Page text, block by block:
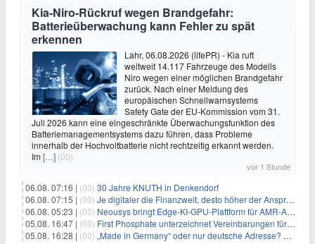
Kia-Niro-Rückruf wegen Brandgefahr:
Batterieüberwachung kann Fehler zu spät
erkennen
Lahr, 06.08.2026 (lifePR) - Kia ruft
weltweit 14.117 Fahrzeuge des Modells
Niro wegen einer möglichen Brandgefahr
zurück. Nach einer Meldung des
europäischen Schnellwarnsystems
Safety Gate der EU-Kommission vom 31.
Juli 2026 kann eine eingeschränkte Überwachungsfunktion des
Batteriemanagementsystems dazu führen, dass Probleme
innerhalb der Hochvoltbatterie nicht rechtzeitig erkannt werden.
Im[…] (00)
vor 1 Stunde
06.08. 07:16 | (00) 30 Jahre KNUTH in Denkendorf
06.08. 07:15 | (00) Je digitaler die Finanzwelt, desto höher der Anspruch an gute Beratung
06.08. 05:23 | (00) Neousys bringt Edge-KI-GPU-Plattform für AMR-Anwendungen mit Unterstützung für vier GMSL2-Fahrzeugkameras auf den Markt
05.08. 16:47 | (00) First Phosphate unterzeichnet Vereinbarungen für nicht zu refundierende Zuwendungen in Höhe von 4,84 Mio. $ von der kanadischen Regierung für Straßeninfrastruktur und Stromübertragungsleitungen
05.08. 16:28 | (00) „Made in Germany“ oder nur deutsche Adresse? So erkennen Sie, wo Ihre Leiterplatten wirklich gefertigt werden